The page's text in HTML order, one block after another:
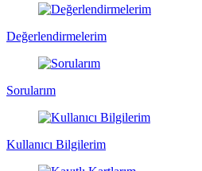
Değerlendirmelerim
Sorularım
Kullanıcı Bilgilerim